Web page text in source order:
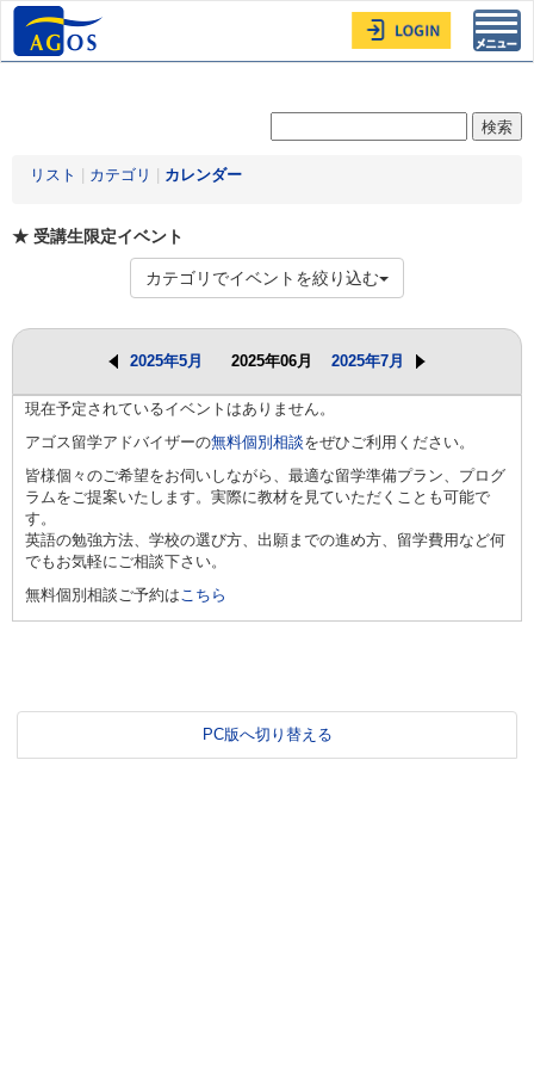
リスト カテゴリ カレンダー
★ 受講生限定イベント
カテゴリでイベントを絞り込む
2025年5月 2025年06月 2025年7月
現在予定されているイベントはありません。
アゴス留学アドバイザーの無料個別相談をぜひご利用ください。
皆様個々のご希望をお伺いしながら、最適な留学準備プラン、プログ
ラムをご提案いたします。実際に教材を見ていただくことも可能で
す。
英語の勉強方法、学校の選び方、出願までの進め方、留学費用など何
でもお気軽にご相談下さい。
無料個別相談ご予約はこちら
PC版へ切り替える